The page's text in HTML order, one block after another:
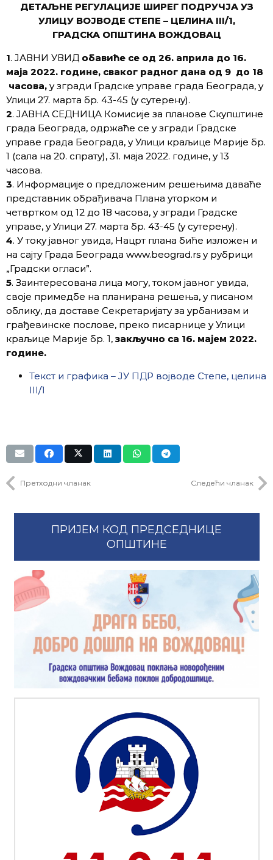
ДЕТАЉНЕ РЕГУЛАЦИЈЕ ШИРЕГ ПОДРУЧЈА УЗ
УЛИЦУ ВОЈВОДЕ СТЕПЕ – ЦЕЛИНА III/1,
ГРАДСКА ОПШТИНА ВОЖДОВАЦ
1. ЈАВНИ УВИД обавиће се од 26. априла до 16.
маја 2022. године, сваког радног дана од 9 до 18
часова, у згради Градске управе града Београда, у
Улици 27. марта бр. 43-45 (у сутерену).
2. ЈАВНА СЕДНИЦА Комисије за планове Скупштине
града Београда, одржаће се у згради Градске
управе града Београда, у Улици краљице Марије бр.
1 (сала на 20. спрату), 31. маја 2022. године, у 13
часова.
3. Информације о предложеним решењима даваће
представник обрађивача Плана уторком и
четвртком од 12 до 18 часова, у згради Градске
управе, у Улици 27. марта бр. 43-45 (у сутерену).
4. У току јавног увида, Нацрт плана биће изложен и
на сајту Града Београда www.beograd.rs у рубрици
„Градски огласи”.
5. Заинтересована лица могу, током јавног увида,
своје примедбе на планирана решења, у писаном
облику, да доставе Секретаријату за урбанизам и
грађевинске послове, преко писарнице у Улици
краљице Марије бр. 1, закључно са 16. мајем 2022.
године.
Текст и графика – ЈУ ПДР војводе Степе, целина
III/1
Претходни чланак Следећи чланак
ПРИЈЕМ КОД ПРЕДСЕДНИЦЕ
ОПШТИНЕ